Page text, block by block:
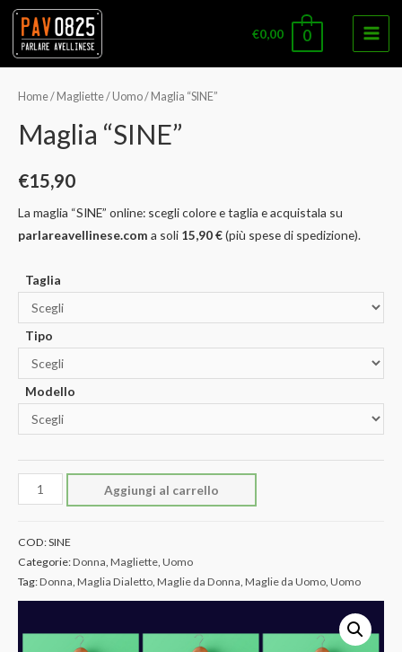
€0,00 0
Main
Home/ Magliette/ Uomo/ Maglia “SINE”
Maglia “SINE”
€15,90
La maglia “SINE” online: scegli colore e taglia e acquistala su
parlareavellinese.com a soli 15,90 €(più spese di spedizione).
Taglia
Tipo
Modello
Maglia
"SINE"
Aggiungi al carrello
COD:SINE
Categorie:Donna, Magliette, Uomo
Tag:Donna, Maglia Dialetto, Maglie da Donna, Maglie da Uomo, Uomo